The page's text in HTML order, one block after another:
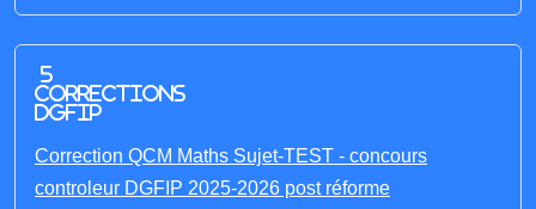
5
corrections
DGFIP
Correction QCM Maths Sujet-TEST - concours
controleur DGFIP 2025-2026 post réforme